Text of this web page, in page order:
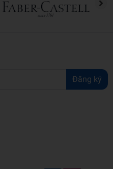
Đăng ký